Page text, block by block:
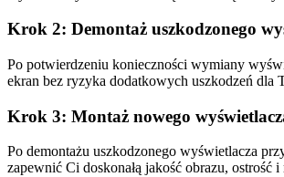
Krok 2: Demontaż uszkodzonego
Po potwierdzeniu konieczności wymiany
ekran bez ryzyka dodatkowych uszkodzeń dla
Krok 3: Montaż nowego
Po demontażu uszkodzonego wyświetlacza
zapewnić Ci doskonałą jakość obrazu,